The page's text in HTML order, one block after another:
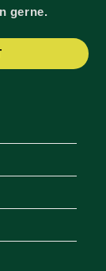
gerne.